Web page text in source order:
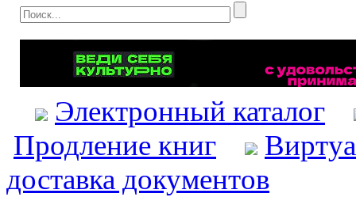
Электронный каталог
Продление книг
доставка документов